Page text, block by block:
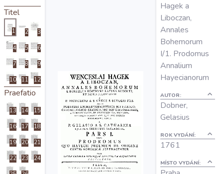
Regesty
Hledat
Mapy
O projektu
Autoři
Titel
1 2 3
4 5 6
7 8 9
10 11 12
Praefatio
13 14 15
16 17 18
19 20 21
22 23 24
Hagek a
Liboczan,
Annales
Bohemorum
I/1. Prodomus
Annalium
Hayecianorum
AUTOR:
Dobner,
Gelasius
ROK VYDÁNÍ:
1761
MÍSTO VYDÁNÍ: